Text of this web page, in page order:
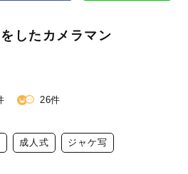
したカメラマン
26件
成人式 ジャケ写